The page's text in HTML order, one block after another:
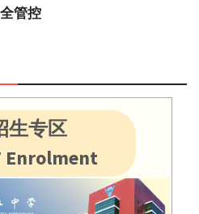
管控
生专区
Enrolment